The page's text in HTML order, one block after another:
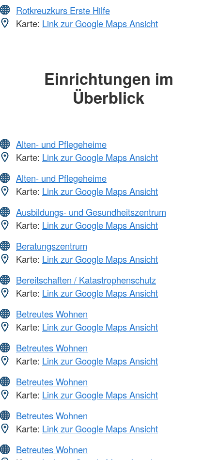
Rotkreuzkurs Erste Hilfe
Karte: Link zur Google Maps Ansicht
Einrichtungen im
Überblick
Alten- und Pflegeheime
Karte: Link zur Google Maps Ansicht
Alten- und Pflegeheime
Karte: Link zur Google Maps Ansicht
Ausbildungs- und Gesundheitszentrum
Karte: Link zur Google Maps Ansicht
Beratungszentrum
Karte: Link zur Google Maps Ansicht
Bereitschaften / Katastrophenschutz
Karte: Link zur Google Maps Ansicht
Betreutes Wohnen
Karte: Link zur Google Maps Ansicht
Betreutes Wohnen
Karte: Link zur Google Maps Ansicht
Betreutes Wohnen
Karte: Link zur Google Maps Ansicht
Betreutes Wohnen
Karte: Link zur Google Maps Ansicht
Betreutes Wohnen